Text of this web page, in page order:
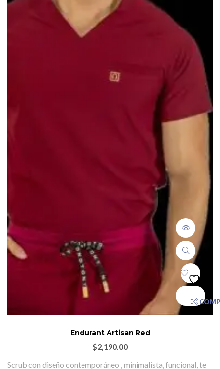
Endurant Artisan Red
$2,190.00
Scrub con diseño contemporáneo , minimalista, funcional, te